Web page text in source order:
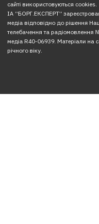
сайті використовуються cookies.
ІА “БОРГ.ЕКСПЕРТ”
медіа відповідно до рішення
телебачення та радіомовлення
медіа R40-06939. Матеріали на
річного віку.